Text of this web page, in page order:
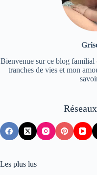
Bienvenue sur ce blog familial
tranches de vies et mon
Les plus lus